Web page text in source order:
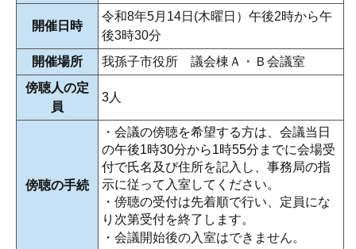
開催日時
令和8年5月14日(木曜日）午後2時から午
後3時30分
開催場所
我孫子市役所 議会棟Ａ・Ｂ会議室
傍聴人の定
員
3人
傍聴の手続
・会議の傍聴を希望する方は、会議当日
の午後1時30分から1時55分までに会場受
付で氏名及び住所を記入し、事務局の指
示に従って入室してください。
・傍聴の受付は先着順で行い、定員にな
り次第受付を終了します。
・会議開始後の入室はできません。